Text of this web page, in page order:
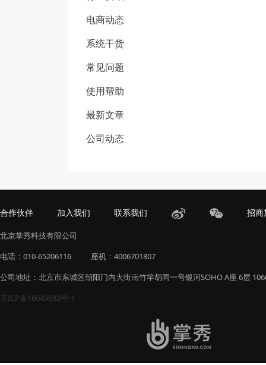
电商动态
系统干货
常见问题
使用帮助
最新文章
公司动态
合作伙伴 加入我们 联系我们 招商
北京掌秀科技有限公司
电话：010-65206116
座机：4006701807
公司地址：北京市东城区朝阳门内大街南竹竿胡同一号银河SOHO A座 6层
京ICP备16049683号-1